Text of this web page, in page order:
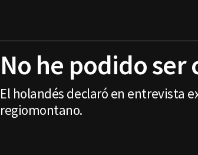
No he podido ser
El holandés declaró en entrevista
regiomontano.